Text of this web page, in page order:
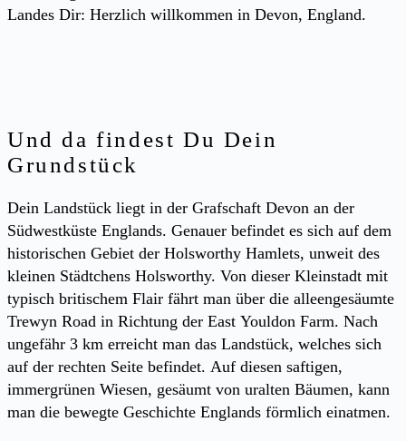
Landes Dir: Herzlich willkommen in Devon, England.
Und da findest Du Dein
Grundstück
Dein Landstück liegt in der Grafschaft Devon an der
Südwestküste Englands. Genauer befindet es sich auf dem
historischen Gebiet der Holsworthy Hamlets, unweit des
kleinen Städtchens Holsworthy. Von dieser Kleinstadt mit
typisch britischem Flair fährt man über die alleengesäumte
Trewyn Road in Richtung der East Youldon Farm. Nach
ungefähr 3 km erreicht man das Landstück, welches sich
auf der rechten Seite befindet. Auf diesen saftigen,
immergrünen Wiesen, gesäumt von uralten Bäumen, kann
man die bewegte Geschichte Englands förmlich einatmen.